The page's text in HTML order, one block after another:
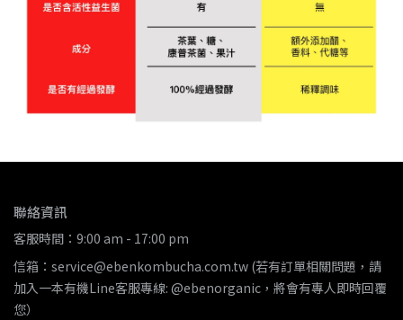
聯絡資訊
客服時間：9:00 am - 17:00 pm
信箱：service@ebenkombucha.com.tw (若有訂單相關問題，請
加入一本有機Line客服專線: @ebenorganic，將會有專人即時回覆
您）